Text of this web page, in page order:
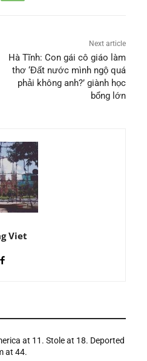
Next article
Hà Tĩnh: Con gái cô giáo làm
thơ ‘Đất nước mình ngộ quá
phải không anh?’ giành học
bổng lớn
Viet
at 11. Stole at 18. Deported
at 44.